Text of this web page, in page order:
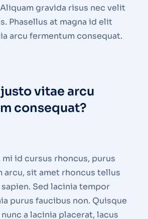
gravida risus nec velit
Phasellus at magna id elit
arcu fermentum consequat.
vitae arcu
consequat?
id cursus rhoncus, purus
arcu, sit amet rhoncus tellus
Sed lacinia tempor
purus faucibus non. Quisque
a lacinia placerat, lacus